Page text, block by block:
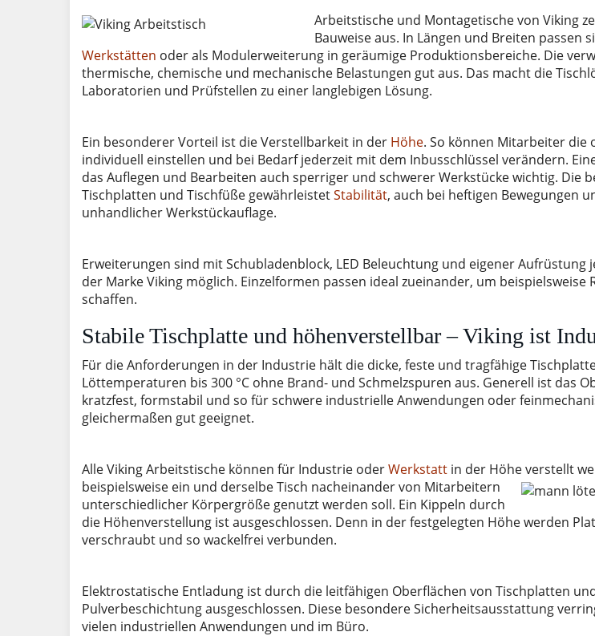
Ablagefläche und
justierbaren
Stellfüßen
cm, rot)
Arbeitstische und Montagetische von Viking
Bauweise aus. In Längen und Breiten passen
Werkstätten oder als Modulerweiterung in geräumige Produktionsbereiche. Die
thermische, chemische und mechanische Belastungen gut aus. Das macht die
Laboratorien und Prüfstellen zu einer langlebigen Lösung.
Ein besonderer Vorteil ist die Verstellbarkeit in der Höhe. So können Mitarbeiter die
individuell einstellen und bei Bedarf jederzeit mit dem Inbusschlüssel verändern.
das Auflegen und Bearbeiten auch sperriger und schwerer Werkstücke wichtig. Die
Tischplatten und Tischfüße gewährleistetStabilität, auch bei heftigen Bewegungen
unhandlicher Werkstückauflage.
Erweiterungen sind mit Schubladenblock, LED Beleuchtung und eigener Aufrüstung
der Marke Viking möglich. Einzelformen passen ideal zueinander, um beispielsweise
schaffen.
Stabile Tischplatte und höhenverstellbar – Viking ist
Für die Anforderungen in der Industrie hält die dicke, feste und tragfähige
Löttemperaturen bis 300 °C ohne Brand- und Schmelzspuren aus. Generell ist das
kratzfest, formstabil und so für schwere industrielle Anwendungen oder
gleichermaßen gut geeignet.
Alle Viking Arbeitstische können für Industrie oderWerkstatt in der Höhe verstellt
beispielsweise ein und derselbe Tisch nacheinander von Mitarbeitern
unterschiedlicher Körpergröße genutzt werden soll. Ein Kippeln durch
die Höhenverstellung ist ausgeschlossen. Denn in der festgelegten Höhe werden
verschraubt und so wackelfrei verbunden.
Elektrostatische Entladung ist durch die leitfähigen Oberflächen von Tischplatten
Pulverbeschichtung ausgeschlossen. Diese besondere Sicherheitsausstattung
vielen industriellen Anwendungen und im Büro.